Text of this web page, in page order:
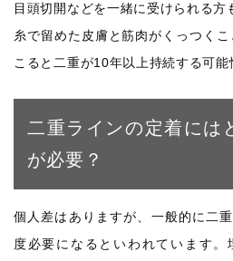
目頭切開などを一緒に受けられる方
糸で留めた皮膚と筋肉がくっつく
こると二重が10年以上持続する可能
二重ラインの定着には
が必要？
個人差はありますが、一般的に二
度必要になるといわれています。